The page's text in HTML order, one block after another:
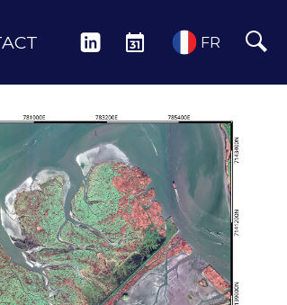
LINKEDINÉVÉNEMENTS
FR